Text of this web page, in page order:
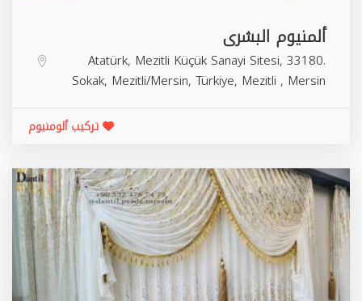
ألمنيوم البشرى
Atatürk, Mezitli Küçük Sanayi Sitesi, 33180.
Sokak, Mezitli/Mersin, Türkiye, Mezitli , Mersin
تركيب ألومنيوم